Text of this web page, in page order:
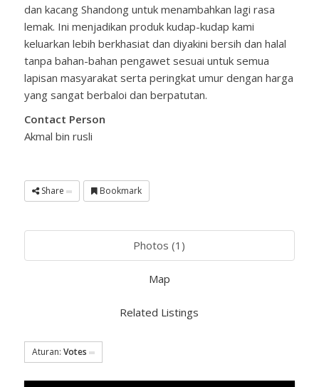
dan kacang Shandong untuk menambahkan lagi rasa
lemak. Ini menjadikan produk kudap-kudap kami
keluarkan lebih berkhasiat dan diyakini bersih dan halal
tanpa bahan-bahan pengawet sesuai untuk semua
lapisan masyarakat serta peringkat umur dengan harga
yang sangat berbaloi dan berpatutan.
Contact Person
Akmal bin rusli
Share Bookmark
Photos (1)
Map
Related Listings
Aturan: Votes